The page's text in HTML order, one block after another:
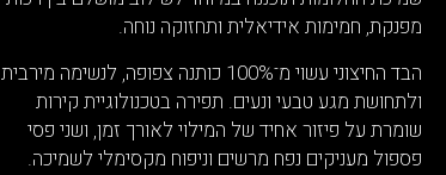
מפנקת, חמימות אידיאלית ותחזוקה נוחה.
הבד החיצוני עשוי מ־100% כותנה צפופה, לנשימה מירבית
ולתחושת מגע טבעי ונעים. תפירה בטכנולוגיית קירות
שומרת על פיזור אחיד של המילוי לאורך זמן, ושני פסי
פספול מעניקים נפח מרשים וניפוח מקסימלי לשמיכה.